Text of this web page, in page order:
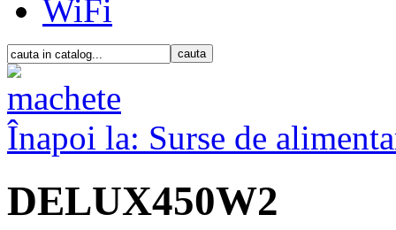
WiFi
Înapoi la: Surse de
DELUX450W2